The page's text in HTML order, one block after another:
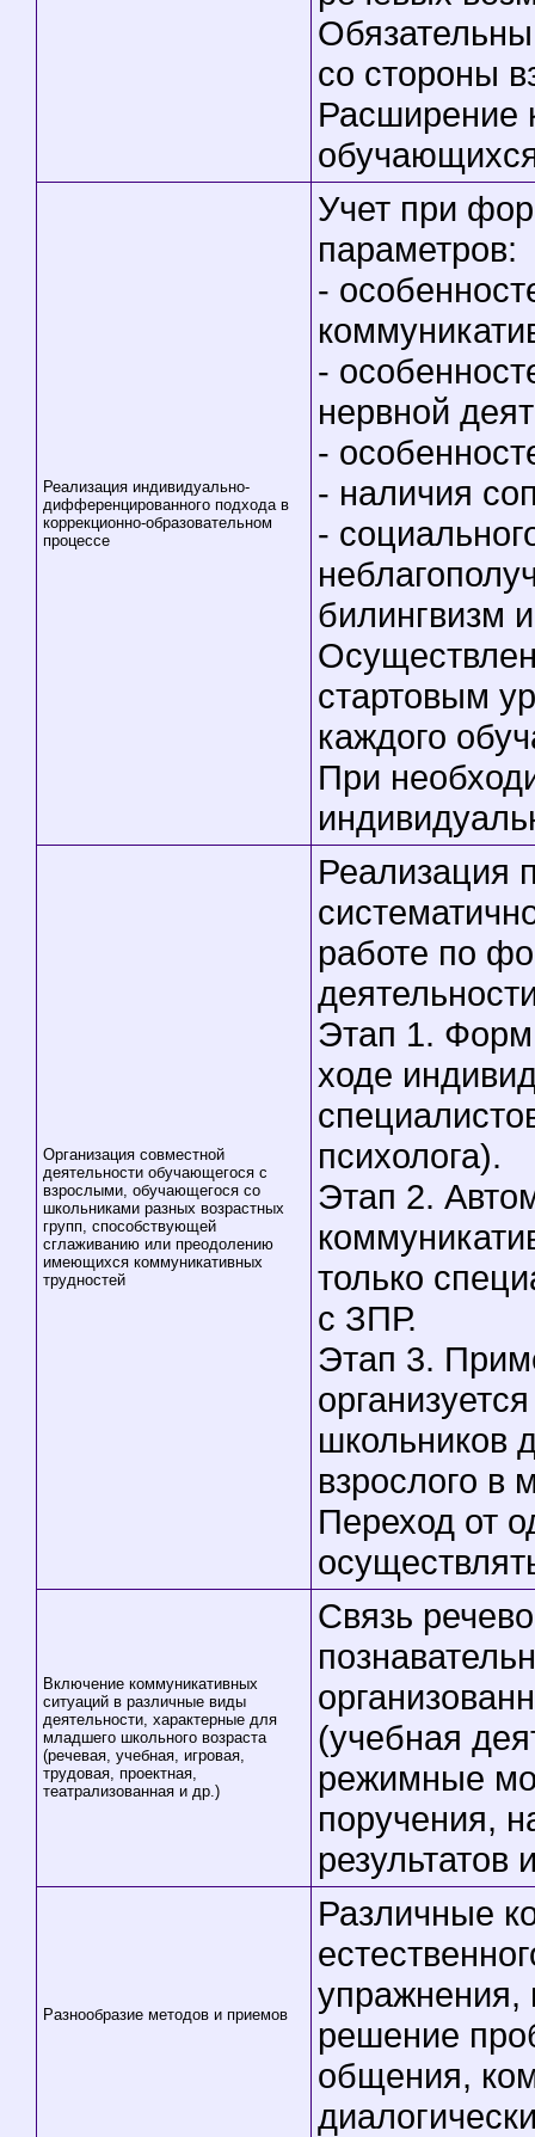
со стороны
Расширение
Реализация индивидуально-
дифференцированного подхода в
коррекционно-образовательном
процессе
Учет при
параметров:
-
-
нервной
-
- наличия
-
билингвизм
стартовым
каждого
При
Организация совместной
деятельности обучающегося с
взрослыми, обучающегося со
школьниками разных возрастных
групп, способствующей
сглаживанию или преодолению
имеющихся коммуникативных
трудностей
Реализация
работе по
Этап 1.
ходе
психолога).
Этап 2.
только
с ЗПР.
Этап 3.
школьников
взрослого в
Переход от
Включение коммуникативных
ситуаций в различные виды
деятельности, характерные для
младшего школьного возраста
(речевая, учебная, игровая,
трудовая, проектная,
театрализованная и др.)
Связь
(учебная
режимные
поручения,
результатов
Разнообразие методов и приемов
Различные
упражнения,
решение
общения,